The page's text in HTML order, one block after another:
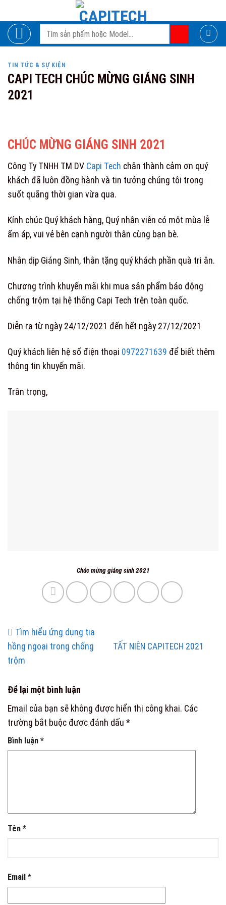
to
content
for:
TIN TỨC & SỰ KIỆN
CAPI TECH CHÚC MỪNG GIÁNG SINH
2021
CHÚC MỪNG GIÁNG SINH 2021
Công Ty TNHH TM DV Capi Tech chân thành cảm ơn quý
khách đã luôn đồng hành và tin tưởng chúng tôi trong
suốt quãng thời gian vừa qua.
Kính chúc Quý khách hàng, Quý nhân viên có một mùa lễ
ấm áp, vui vẻ bên cạnh người thân cùng bạn bè.
Nhân dịp Giáng Sinh, thân tặng quý khách phần quà tri ân.
Chương trình khuyến mãi khi mua sản phẩm báo động
chống trộm tại hệ thống Capi Tech trên toàn quốc.
Diễn ra từ ngày 24/12/2021 đến hết ngày 27/12/2021
Quý khách liên hệ số điện thoại 0972271639 để biết thêm
thông tin khuyến mãi.
Trân trọng,
Chúc mừng giáng sinh 2021
Tìm hiểu ứng dụng tia
hồng ngoại trong chống
trộm
TẤT NIÊN CAPITECH 2021
Để lại một bình luận
Email của bạn sẽ không được hiển thị công khai. Các
trường bắt buộc được đánh dấu *
Bình luận *
Tên *
Email *